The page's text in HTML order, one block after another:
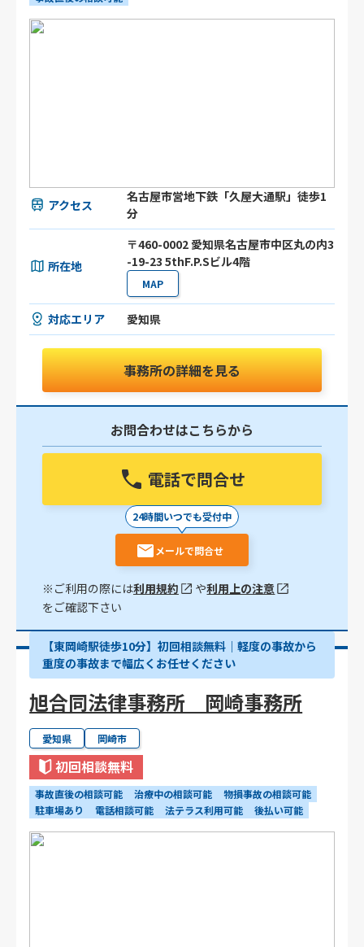
アクセス
名古屋市営地下鉄「久屋大通駅」徒歩1
分
所在地
〒460-0002 愛知県名古屋市中区丸の内3
-19-23 5thF.P.Sビル4階
MAP
対応エリア 愛知県
事務所の詳細を見る
お問合わせはこちらから
電話で問合せ
24時間いつでも受付中
メールで問合せ
※ご利用の際には利用規約 や利用上の注意
をご確認下さい
【東岡崎駅徒歩10分】初回相談無料｜軽度の事故から
重度の事故まで幅広くお任せください
旭合同法律事務所 岡崎事務所
愛知県 岡崎市
初回相談無料
事故直後の相談可能 治療中の相談可能
物損事故の相談可能
駐車場あり
電話相談可能 法テラス利用可能 後払い可能